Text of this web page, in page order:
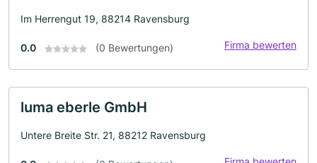
Im Herrengut 19, 88214 Ravensburg
0.0 (0 Bewertungen) Firma bewerten
luma eberle GmbH
Untere Breite Str. 21, 88212 Ravensburg